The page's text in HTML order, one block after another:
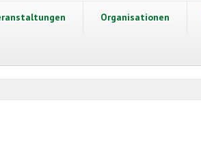
Organisationen